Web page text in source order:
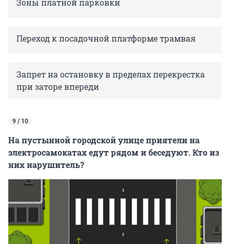
Зоны платной парковки
Переход к посадочной платформе трамвая
Запрет на остановку в пределах перекрестка
при заторе впереди
9 / 10
На пустынной городской улице приятели на
электросамокатах едут рядом и беседуют. Кто из
них нарушитель?